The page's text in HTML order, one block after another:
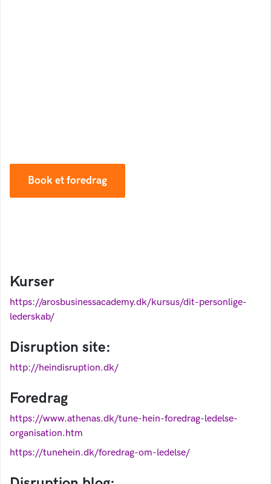
Book et foredrag
Kurser
https://arosbusinessacademy.dk/kursus/dit-personlige-
lederskab/
Disruption site:
http://heindisruption.dk/
Foredrag
https://www.athenas.dk/tune-hein-foredrag-ledelse-
organisation.htm
https://tunehein.dk/foredrag-om-ledelse/